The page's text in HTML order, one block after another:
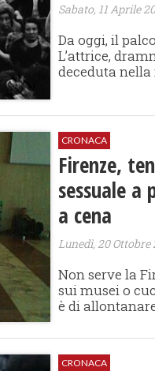
Sabato, 11 Aprile
Da oggi, il
L’attrice,
deceduta nella
CRONACA
Firenze,
sessuale
a cena
Lunedì, 20 Ottobre
Non serve la
sui musei o
è di
CRONACA